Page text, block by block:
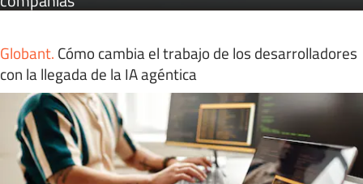
Globant. Cómo cambia el trabajo de los desarrolladores
con la llegada de la IA agéntica